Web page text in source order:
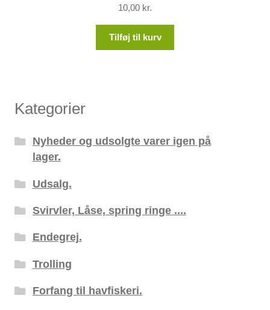
10,00 kr.
Tilføj til kurv
Kategorier
Nyheder og udsolgte varer igen på
lager.
Udsalg.
Svirvler, Låse, spring ringe ....
Endegrej.
Trolling
Forfang til havfiskeri.